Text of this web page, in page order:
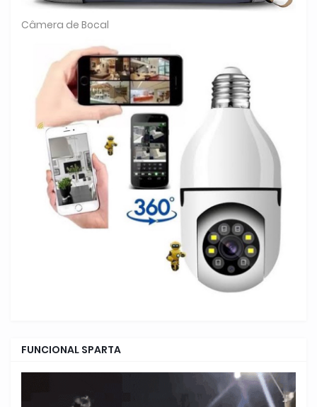
Câmera de Bocal
FUNCIONAL SPARTA